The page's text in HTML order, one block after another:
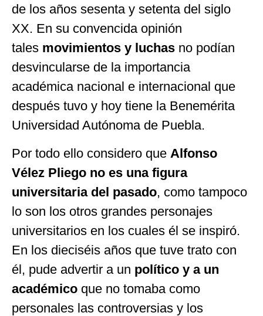
de los años sesenta y setenta del siglo
XX. En su convencida opinión
tales movimientos y luchas no podían
desvincularse de la importancia
académica nacional e internacional que
después tuvo y hoy tiene la Benemérita
Universidad Autónoma de Puebla.
Por todo ello considero que Alfonso
Vélez Pliego no es una figura
universitaria del pasado, como tampoco
lo son los otros grandes personajes
universitarios en los cuales él se inspiró.
En los dieciséis años que tuve trato con
él, pude advertir a un político y a un
académico que no tomaba como
personales las controversias y los